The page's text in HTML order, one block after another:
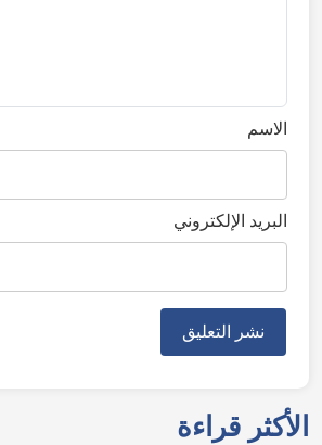
الاسم
البريد الإلكتروني
الأكثر قراءة